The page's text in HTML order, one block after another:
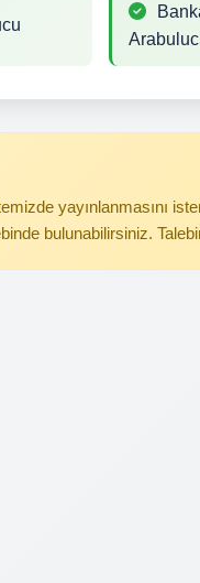
yayınlanmasını
bulunabilirsiniz.